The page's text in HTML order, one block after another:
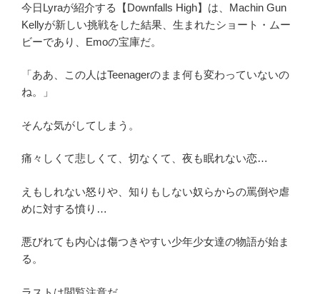
今日Lyraが紹介する【Downfalls High】は、Machin Gun
Kellyが新しい挑戦をした結果、生まれたショート・ムー
ビーであり、Emoの宝庫だ。
「ああ、この人はTeenagerのまま何も変わっていないの
ね。」
そんな気がしてしまう。
痛々しくて悲しくて、切なくて、夜も眠れない恋…
えもしれない怒りや、知りもしない奴らからの罵倒や虐
めに対する憤り…
悪びれても内心は傷つきやすい少年少女達の物語が始ま
る。